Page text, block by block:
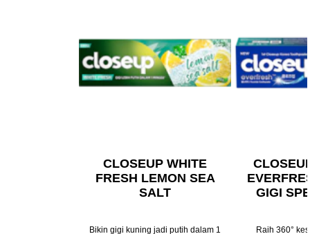
CLOSEUP WHITE
FRESH LEMON SEA
SALT
Bikin gigi kuning jadi putih dalam 1
GIGI
Raih 360°